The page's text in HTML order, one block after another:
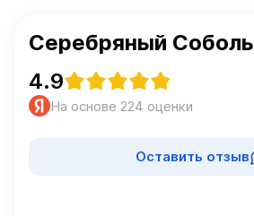
Серебряный Соболь
4.9
На основе 224 оценки
Оставить отзыв